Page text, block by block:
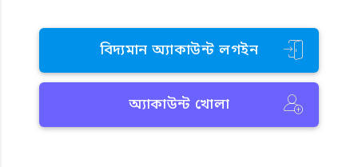
বিদ্যমান অ্যাকাউন্ট লগইন
অ্যাকাউন্ট খোলা